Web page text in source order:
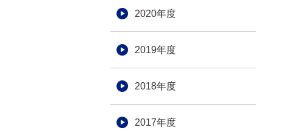
2020年度
2019年度
2018年度
2017年度